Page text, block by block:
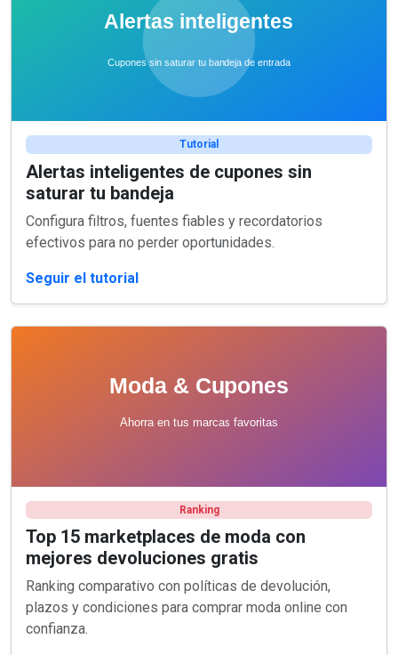
Tutorial
Alertas inteligentes de cupones sin
saturar tu bandeja
Configura filtros, fuentes fiables y recordatorios
efectivos para no perder oportunidades.
Seguir el tutorial
Ranking
Top 15 marketplaces de moda con
mejores devoluciones gratis
Ranking comparativo con políticas de devolución,
plazos y condiciones para comprar moda online con
confianza.